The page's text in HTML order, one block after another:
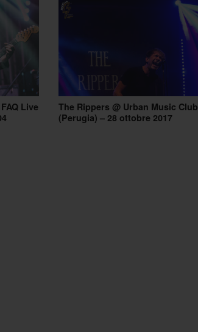
Live
The Rippers @ Urban Music Club
(Perugia) – 28 ottobre 2017